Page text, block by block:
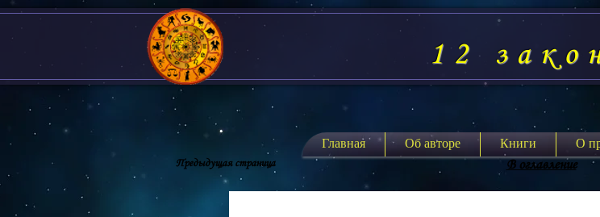
12
Главная Об авторе Книги О
Предыдущая страница В оглавление